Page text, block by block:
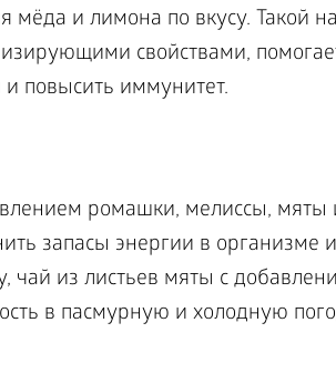
и лимона по вкусу. Такой
свойствами,
повысить иммунитет.
ромашки, мелиссы,
запасы энергии в организме
чай из листьев мяты с
в пасмурную и холодную